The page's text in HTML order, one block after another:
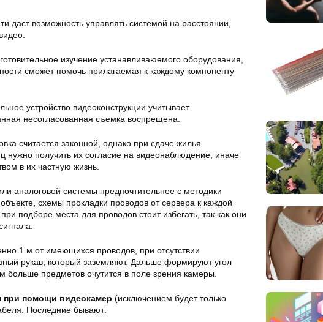
даст возможность управлять системой на расстоянии,
изучение устанавливаюемого оборудования,
сможет помочь прилагаемая к каждому компоненту
устройство видеоконструкции учитывает
несогласованная съемка воспрещена.
считается законной, однако при сдаче жилья
нужно получить их согласие на видеонаблюдение, иначе
в их частную жизнь.
аналоговой системы предпочтительнее с методики
схемы прокладки проводов от сервера к каждой
подборе места для проводов стоит избегать, так как они
1 м от имеющихся проводов, при отсутствии
рукав, который заземляют. Дальше формируют угол
предметов очутится в поле зрения камеры.
при помощи видеокамер (исключением будет только
Последние бывают: